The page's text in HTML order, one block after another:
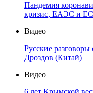
Пандемия
кризис, ЕАЭС и
Видео
Русские
Дроздов (Китай)
Видео